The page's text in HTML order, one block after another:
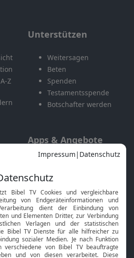
Z
Unterstützen
Weitersagen
Beten
Spenden
Testamentsspende
Botschafter werden
Apps & Angebote
Mobile App
Smart TV
HbbTV
Bibelthek Online-Bibel
Nächster Gottesdienst